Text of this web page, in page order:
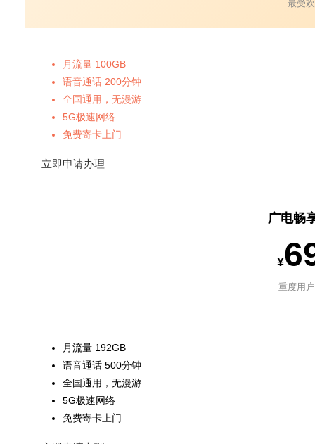
最受
月流量 100GB
语音通话 200分钟
全国通用，无漫游
5G极速网络
免费寄卡上门
立即申请办理
广电畅
¥
重度用
月流量 192GB
语音通话 500分钟
全国通用，无漫游
5G极速网络
免费寄卡上门